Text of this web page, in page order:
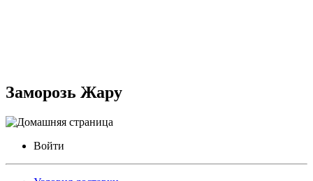
Заморозь Жару
Войти